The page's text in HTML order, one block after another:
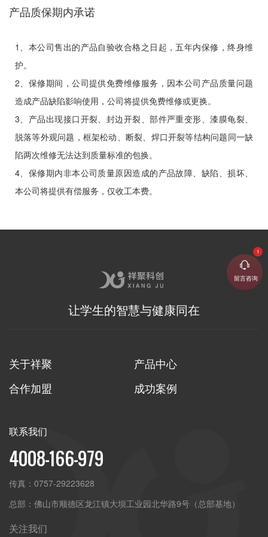
产品质保期内承诺
1、本公司售出的产品自验收合格之日起，五年内保修，终身维
护。
2、保修期间，公司提供免费维修服务，因本公司产品质量问题
造成产品缺陷影响使用，公司将提供免费维修或更换。
3、产品出现接口开裂、封边开裂、部件严重变形、漆膜龟裂、
脱落等外观问题，框架松动、断裂、焊口开裂等结构问题同一缺
陷两次维修无法达到质量标准的包换。
4、保修期内非本公司质量原因造成的产品故障、缺陷、损坏、
本公司将提供有偿服务，仅收工本费。
让学生的智慧与健康同在
关于祥聚
产品中心
合作加盟
成功案例
联系我们
4008-166-979
传真： 0757-29223628
总部： 佛山市顺德区龙江镇大坝工业园北华路9号（总部基地）
关注我们
留言咨询